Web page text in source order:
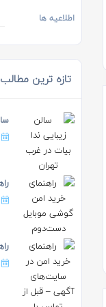
اطلاعیه ها
تازه ترین مطالب